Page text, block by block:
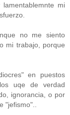
mi
no me siento
mi trabajo, porque
en puestos
uqe de verdad
ignorancia, o por
"jefismo"..